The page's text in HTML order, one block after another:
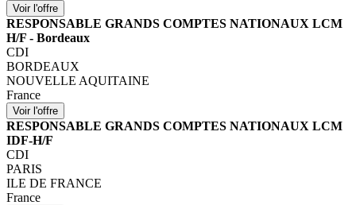
RESPONSABLE GRANDS COMPTES NATIONAUX LCM
H/F - Bordeaux
CDI
BORDEAUX
NOUVELLE AQUITAINE
France
RESPONSABLE GRANDS COMPTES NATIONAUX LCM
IDF-H/F
CDI
PARIS
ILE DE FRANCE
France